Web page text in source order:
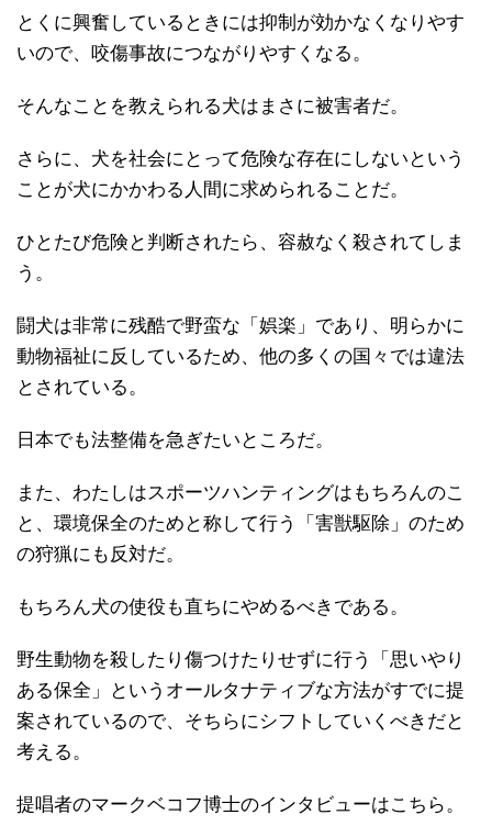
とくに興奮しているときには抑制が効かなくなりやす
いので、咬傷事故につながりやすくなる。
そんなことを教えられる犬はまさに被害者だ。
さらに、犬を社会にとって危険な存在にしないという
ことが犬にかかわる人間に求められることだ。
ひとたび危険と判断されたら、容赦なく殺されてしま
う。
闘犬は非常に残酷で野蛮な「娯楽」であり、明らかに
動物福祉に反しているため、他の多くの国々では違法
とされている。
日本でも法整備を急ぎたいところだ。
また、わたしはスポーツハンティングはもちろんのこ
と、環境保全のためと称して行う「害獣駆除」のため
の狩猟にも反対だ。
もちろん犬の使役も直ちにやめるべきである。
野生動物を殺したり傷つけたりせずに行う「思いやり
ある保全」というオールタナティブな方法がすでに提
案されているので、そちらにシフトしていくべきだと
考える。
提唱者のマークベコフ博士のインタビューはこちら。